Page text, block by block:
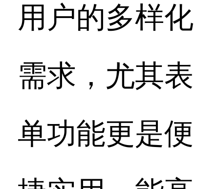
用户的多样化
需求，尤其表
单功能更是便